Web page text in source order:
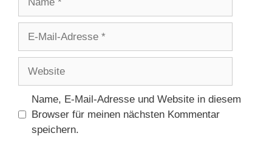
Adresse
Name, E-Mail-Adresse und Website in diesem
Browser für meinen nächsten Kommentar
speichern.